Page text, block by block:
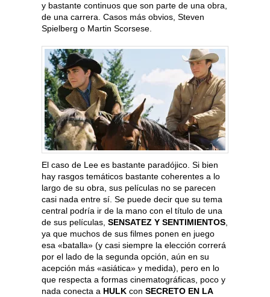
y bastante continuos que son parte de una obra,
de una carrera. Casos más obvios, Steven
Spielberg o Martin Scorsese.
El caso de Lee es bastante paradójico. Si bien
hay rasgos temáticos bastante coherentes a lo
largo de su obra, sus películas no se parecen
casi nada entre sí. Se puede decir que su tema
central podría ir de la mano con el título de una
de sus películas, SENSATEZ Y SENTIMIENTOS
ya que muchos de sus filmes ponen en juego
esa «batalla» (y casi siempre la elección correrá
por el lado de la segunda opción, aún en su
acepción más «asiática» y medida), pero en lo
que respecta a formas cinematográficas, poco y
nada conecta a HULK con SECRETO EN LA